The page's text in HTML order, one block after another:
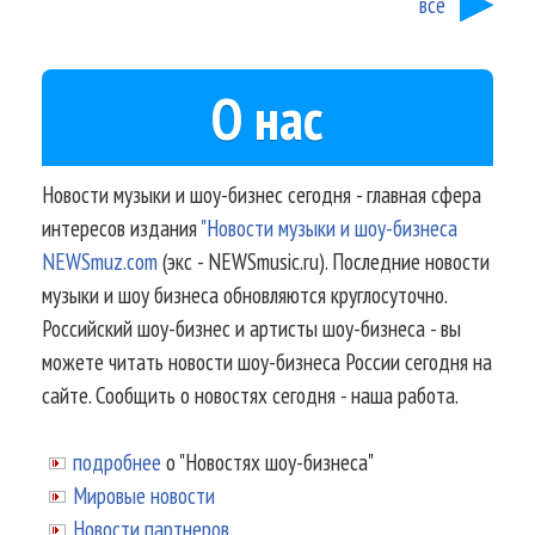
О нас
Новости музыки и шоу-бизнес сегодня - главная сфера
интересов издания"Новости музыки и шоу-бизнеса
NEWSmuz.com(экс - NEWSmusic.ru). Последние новости
музыки и шоу бизнеса обновляются круглосуточно.
Российский шоу-бизнес и артисты шоу-бизнеса - вы
можете читать новости шоу-бизнеса России сегодня на
сайте. Сообщить о новостях сегодня - наша работа.
подробнее о "Новостях шоу-бизнеса"
Мировые новости
Новости партнеров